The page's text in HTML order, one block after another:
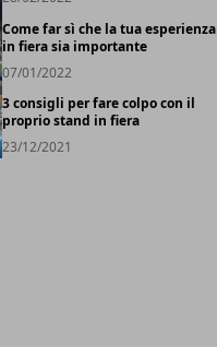
Come far sì che la tua esperienza
in fiera sia importante
07/01/2022
3 consigli per fare colpo con il
proprio stand in fiera
23/12/2021